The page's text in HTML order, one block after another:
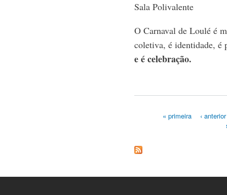
Sala Polivalente
O Carnaval de Loulé é
coletiva, é identidade, é
e é celebração.
« primeira
‹ anterior